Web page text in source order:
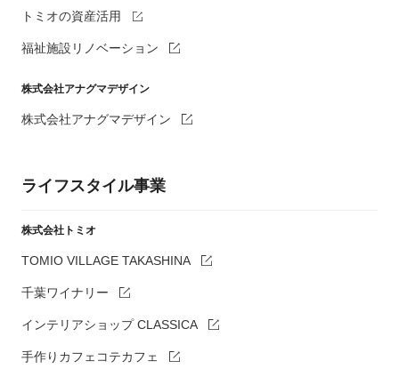
トミオの資産活用
福祉施設リノベーション
株式会社アナグマデザイン
株式会社アナグマデザイン
ライフスタイル事業
株式会社トミオ
TOMIO VILLAGE TAKASHINA
千葉ワイナリー
インテリアショップ CLASSICA
手作りカフェコテカフェ